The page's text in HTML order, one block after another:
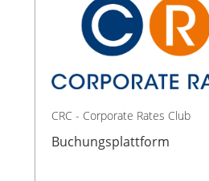
CRC - Corporate Rates Club
Buchungsplattform